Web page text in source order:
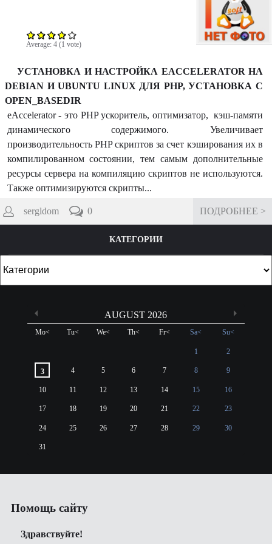
Average: 4 (1 vote)
УСТАНОВКА И НАСТРОЙКА EACCELERATOR НА
DEBIAN И UBUNTU LINUX ДЛЯ PHP, УСТАНОВКА С
OPEN_BASEDIR
eAccelerator - это PHP ускоритель, оптимизатор, кэш-памяти
динамического содержимого. Увеличивает
производительность PHP скриптов за счет кэширования их в
компилированном состоянии, тем самым дополнительные
ресурсы сервера на компиляцию скриптов не используются.
Также оптимизируются скрипты...
sergldom ПОДРОБНЕЕ >
0
КАТЕГОРИИ
Mo< Tu< We< Th< Fr< Sa< Su<
1 2
3 4 5 6 7 8 9
10 11 12 13 14 15 16
17 18 19 20 21 22 23
24 25 26 27 28 29 30
31
AUGUST 2026
Помощь сайту
Здравствуйте!